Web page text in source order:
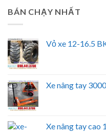
BÁN CHẠY NHẤT
Vỏ xe 12-16.5
Xe nâng tay
Xe nâng tay cao